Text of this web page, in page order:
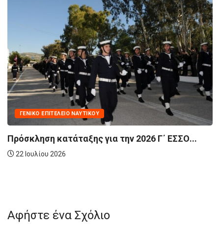
2026 Γ΄ ΕΣΣΟ...
Αφήστε ένα Σχόλιο